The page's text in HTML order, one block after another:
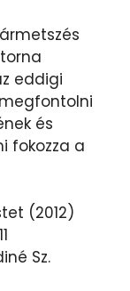
eddigi
és
fokozza a
(2012)
Sz.